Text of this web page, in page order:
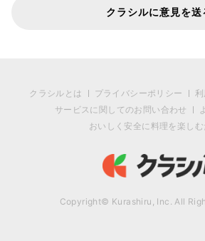
クラシルに意見を送
クラシルとは プライバシーポリシー
サービスに関してのお問い合わせ
おいしく安全に料理を楽し
Copyright© Kurashiru, Inc. All